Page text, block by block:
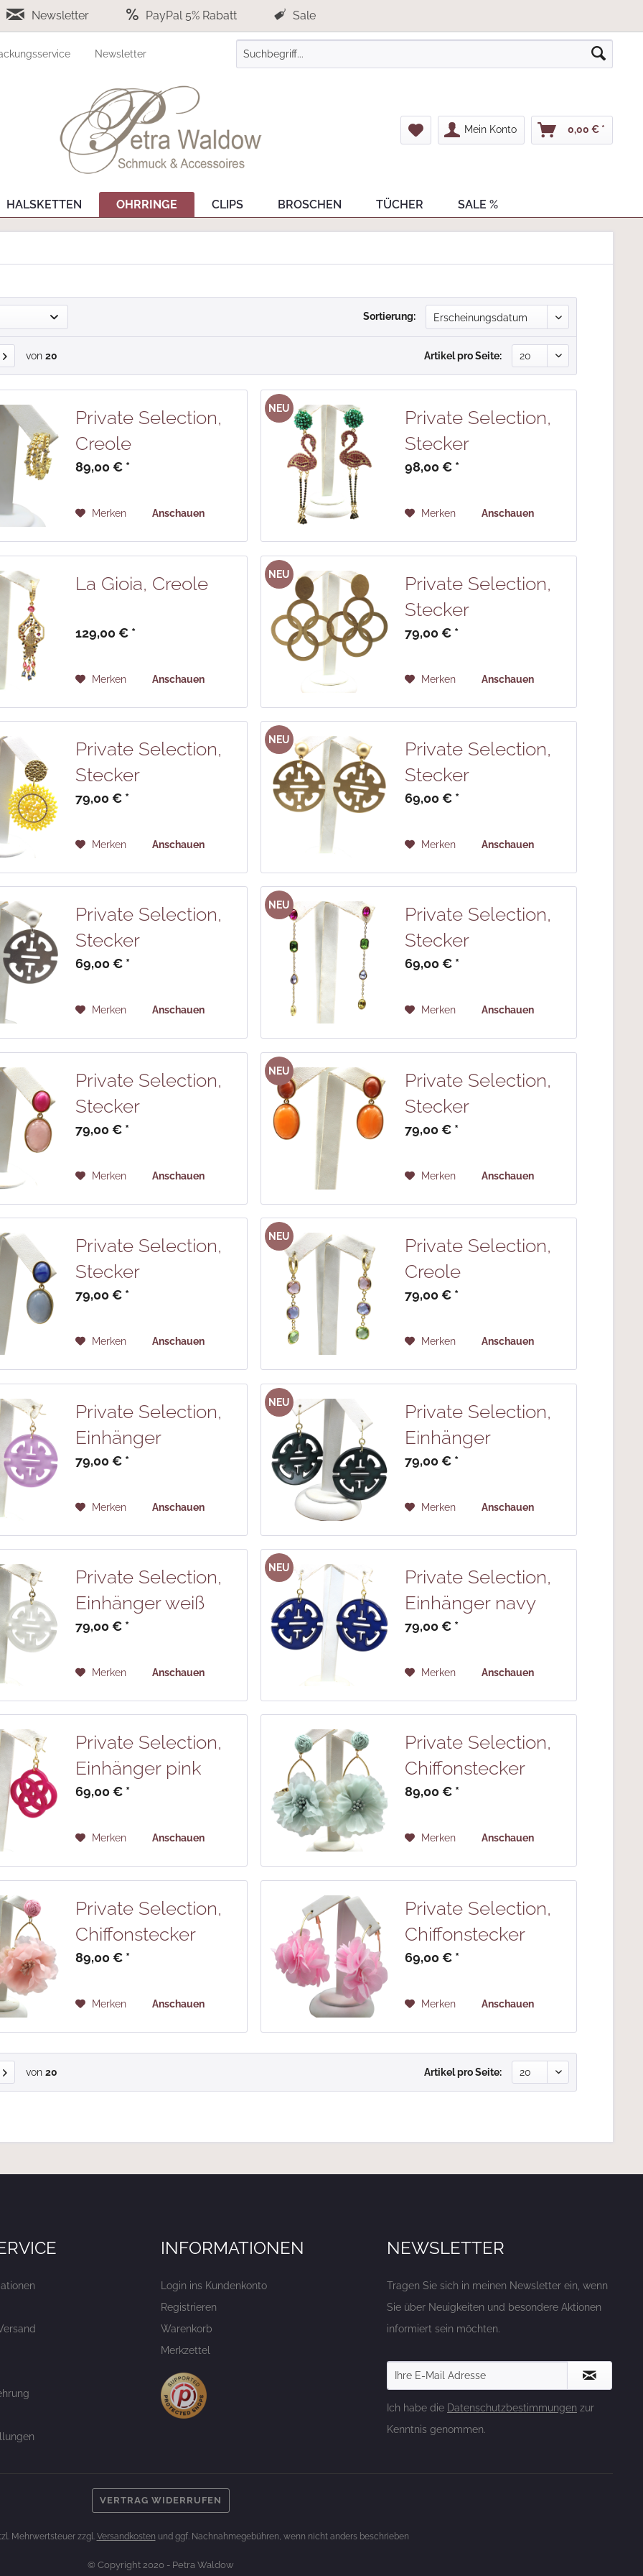
Newsletter PayPal 5% Rabatt Sale
Newsletter
Mein Konto 0,00 € *
HALSKETTEN OHRRINGE CLIPS BROSCHEN TÜCHER SALE %
Sortierung:
von 20 Artikel pro Seite:
Private Selection,
Creole
89,00 € *
Merken Anschauen
NEU
Private Selection,
Stecker
98,00 € *
Merken Anschauen
La Gioia, Creole
129,00 € *
Merken Anschauen
NEU
Private Selection,
Stecker
79,00 € *
Merken Anschauen
Private Selection,
Stecker
79,00 € *
Merken Anschauen
NEU
Private Selection,
Stecker
69,00 € *
Merken Anschauen
Private Selection,
Stecker
69,00 € *
Merken Anschauen
NEU
Private Selection,
Stecker
69,00 € *
Merken Anschauen
Private Selection,
Stecker
79,00 € *
Merken Anschauen
NEU
Private Selection,
Stecker
79,00 € *
Merken Anschauen
Private Selection,
Stecker
79,00 € *
Merken Anschauen
NEU
Private Selection,
Creole
79,00 € *
Merken Anschauen
Private Selection,
Einhänger
fliederfarben
79,00 € *
Merken Anschauen
NEU
Private Selection,
Einhänger
dunkelgrün
79,00 € *
Merken Anschauen
Private Selection,
Einhänger weiß
79,00 € *
Merken Anschauen
NEU
Private Selection,
Einhänger navy
79,00 € *
Merken Anschauen
Private Selection,
Einhänger pink
69,00 € *
Merken Anschauen
Private Selection,
Chiffonstecker
89,00 € *
Merken Anschauen
Private Selection,
Chiffonstecker
89,00 € *
Merken Anschauen
Private Selection,
Chiffonstecker
69,00 € *
Merken Anschauen
von 20 Artikel pro Seite:
INFORMATIONEN
Login ins Kundenkonto
Registrieren
Warenkorb
Merkzettel
NEWSLETTER
Tragen Sie sich in meinen Newsletter ein, wenn
Sie über Neuigkeiten und besondere Aktionen
informiert sein möchten.
Ich habe die Datenschutzbestimmungen zur
Kenntnis genommen.
VERTRAG WIDERRUFEN
Mehrwertsteuer zzgl. Versandkosten und ggf. Nachnahmegebühren, wenn nicht anders beschrieben
© Copyright 2020 - Petra Waldow